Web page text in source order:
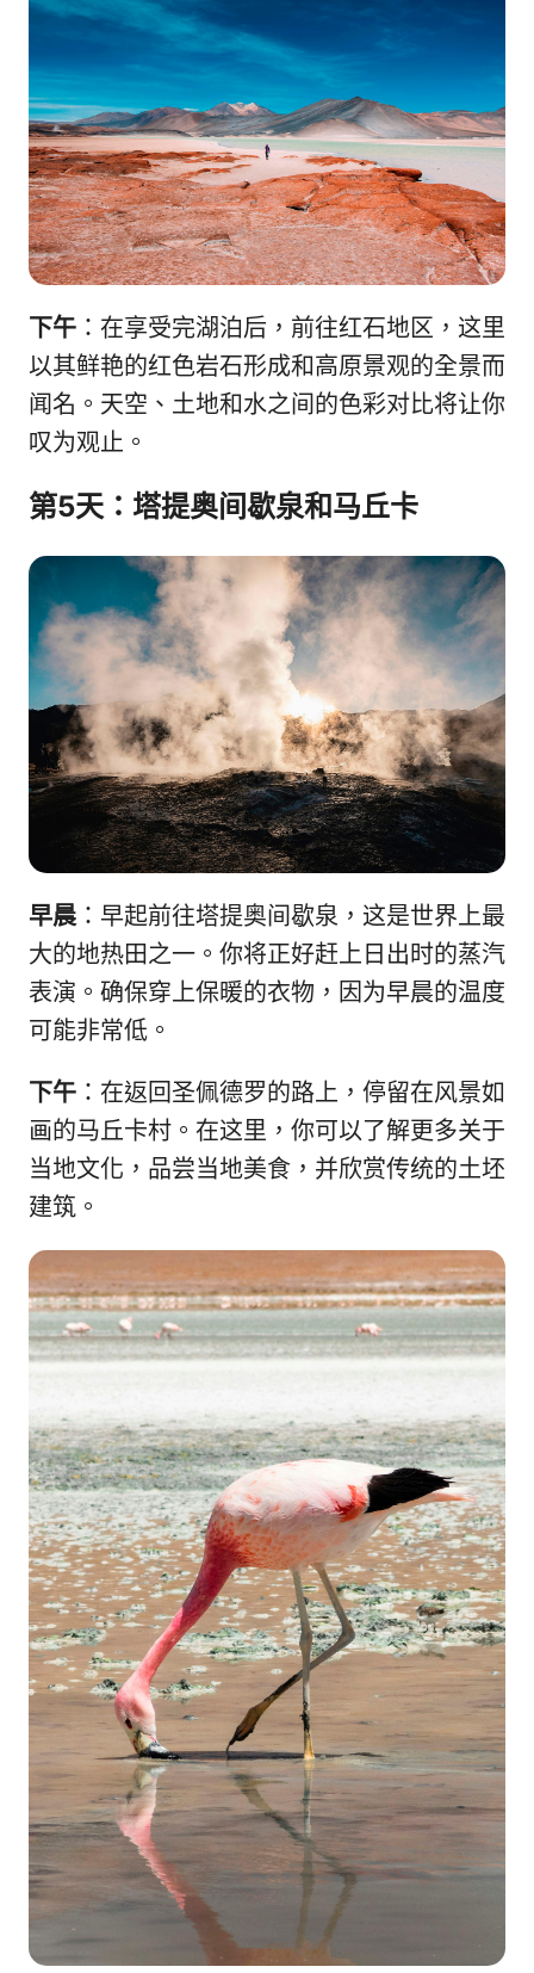
下午 ：在享受完湖泊后，前往红石地区，这里
以其鲜艳的红色岩石形成和高原景观的全景而
闻名。天空、土地和水之间的色彩对比将让你
叹为观止。
第5天：塔提奥间歇泉和马丘卡
早晨：早起前往塔提奥间歇泉，这是世界上最
大的地热田之一。你将正好赶上日出时的蒸汽
表演。确保穿上保暖的衣物，因为早晨的温度
可能非常低。
下午 ：在返回圣佩德罗的路上，停留在风景如
画的马丘卡村。在这里，你可以了解更多关于
当地文化，品尝当地美食，并欣赏传统的土坯
建筑。